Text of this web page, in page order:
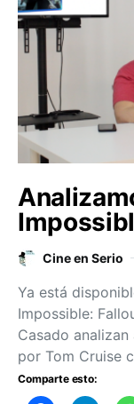
Cine en Serio
Ya está
Impossible:
Casado
por Tom Cruise
Comparte esto: